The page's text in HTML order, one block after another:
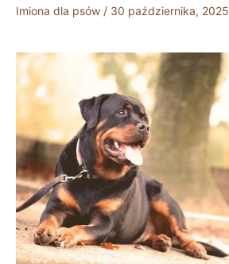
Imiona dla psów / 30 października, 2025